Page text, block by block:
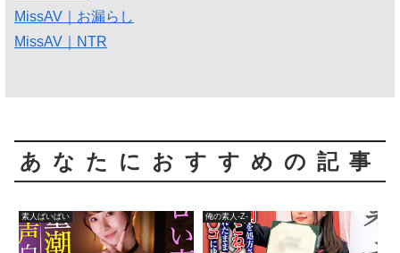
MissAV｜お漏らし
MissAV｜NTR
あなたにおすすめの記事
素人ぱいぱい 俺の素人-Z-